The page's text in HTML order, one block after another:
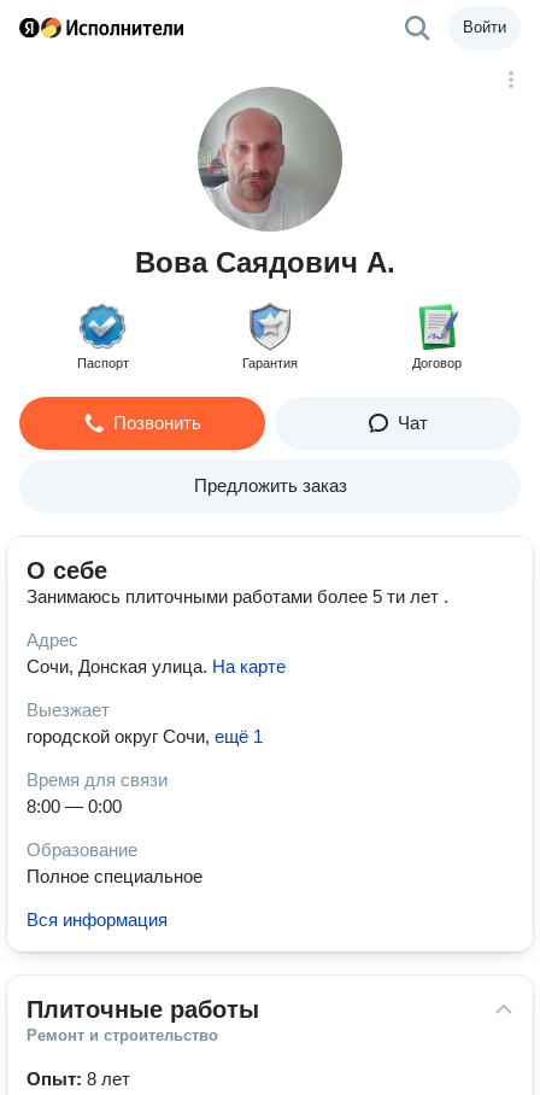
Войти
Вова Саядович А.
Паспорт Гарантия Договор
Позвонить Чат
Предложить заказ
О себе
Занимаюсь плиточными работами более 5 ти лет .
Адрес
Сочи, Донская улица. На карте
Выезжает
городской округ Сочи, ещё 1
Время для связи
8:00 — 0:00
Образование
Полное специальное
Вся информация
Плиточные работы
Ремонт и строительство
Опыт: 8 лет